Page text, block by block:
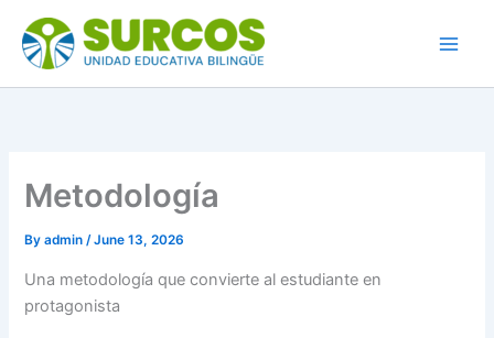
content
Metodología
Byadmin/June 13, 2026
Una metodología que convierte al estudiante en
protagonista